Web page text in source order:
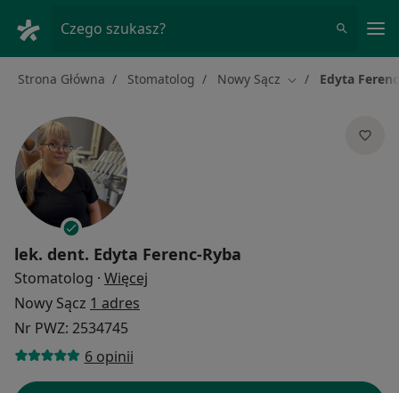
Czego szukasz?
Strona Główna Stomatolog Nowy Sącz Zmień miasto
Edyta
lek. dent. Edyta Ferenc-Ryba
Stomatolog · Więcej
Nowy Sącz 1 adres
Nr PWZ: 2534745
6 opinii